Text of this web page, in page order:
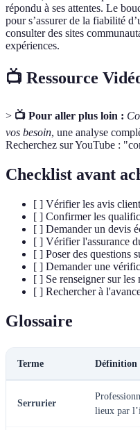
répondu à ses attentes. Le
pour s’assurer de la fiabilité
consulter des sites
expériences.
📺 Ressource
> 📺 Pour aller plus loin :
vos besoin, une analyse
Recherchez sur YouTube :
Checklist avant
[ ] Vérifier les avis
[ ] Confirmer les
[ ] Demander un devis
[ ] Vérifier l'assurance
[ ] Poser des questions
[ ] Demander une
[ ] Se renseigner sur les
[ ] Rechercher à
Glossaire
Terme Définition
Serrurier
lieux par